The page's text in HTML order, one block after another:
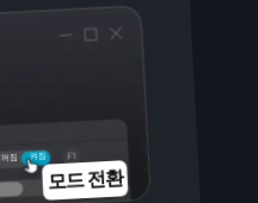
켜짐
꺼짐
모드 전환